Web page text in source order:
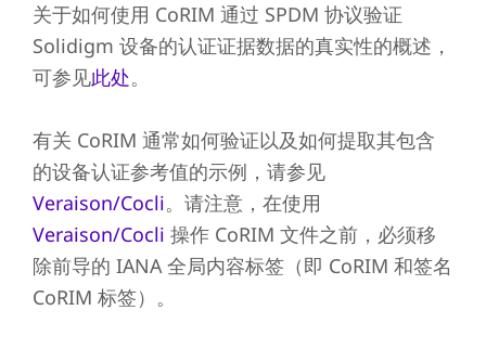
关于如何使用 CoRIM 通过 SPDM 协议验证
Solidigm 设备的认证证据数据的真实性的概述，
可参见此处。
有关 CoRIM 通常如何验证以及如何提取其包含
的设备认证参考值的示例，请参见
Veraison/Cocli。请注意，在使用
Veraison/Cocli 操作 CoRIM 文件之前，必须移
除前导的 IANA 全局内容标签（即 CoRIM 和签名
CoRIM 标签）。